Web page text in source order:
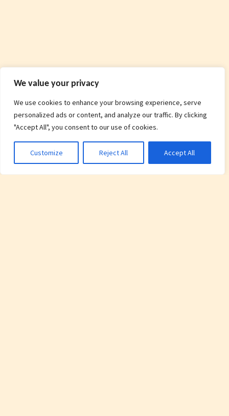
We value your privacy
We use cookies to enhance your browsing experience, serve
personalized ads or content, and analyze our traffic. By clicking
"Accept All", you consent to our use of cookies.
Customize Reject All Accept All